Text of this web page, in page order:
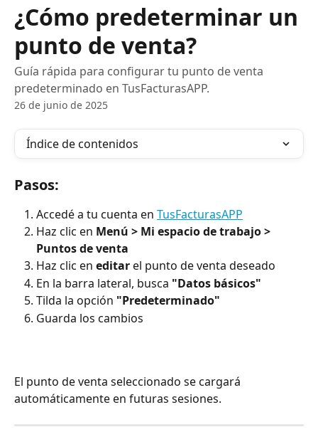
¿Cómo predeterminar un
punto de venta?
Guía rápida para configurar tu punto de venta
predeterminado en TusFacturasAPP.
26 de junio de 2025
Índice de contenidos
Pasos:
Accedé a tu cuenta en TusFacturasAPP
Haz clic en Menú > Mi espacio de trabajo >
Puntos de venta
Haz clic en editar el punto de venta deseado
En la barra lateral, busca "Datos básicos"
Tilda la opción "Predeterminado"
Guarda los cambios
El punto de venta seleccionado se cargará
automáticamente en futuras sesiones.